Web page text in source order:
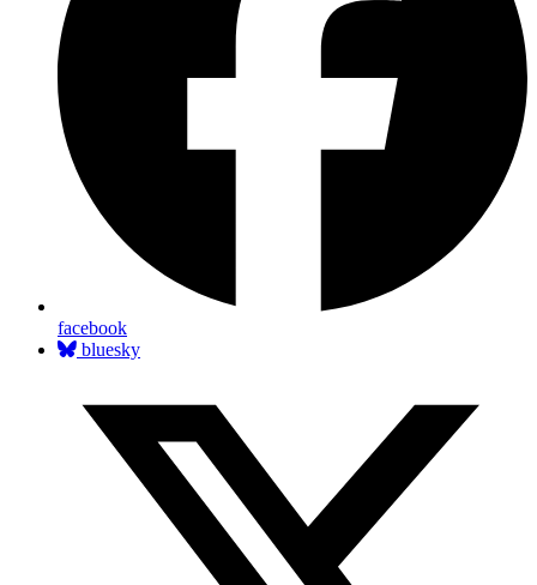
facebook
bluesky